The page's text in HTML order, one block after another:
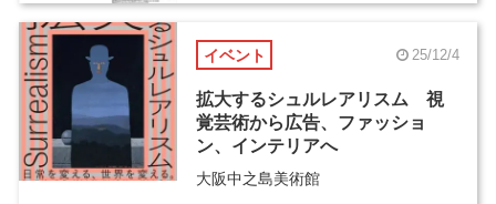
イベント 25/12/4
拡大するシュルレアリスム 視
覚芸術から広告、ファッショ
ン、インテリアへ
大阪中之島美術館